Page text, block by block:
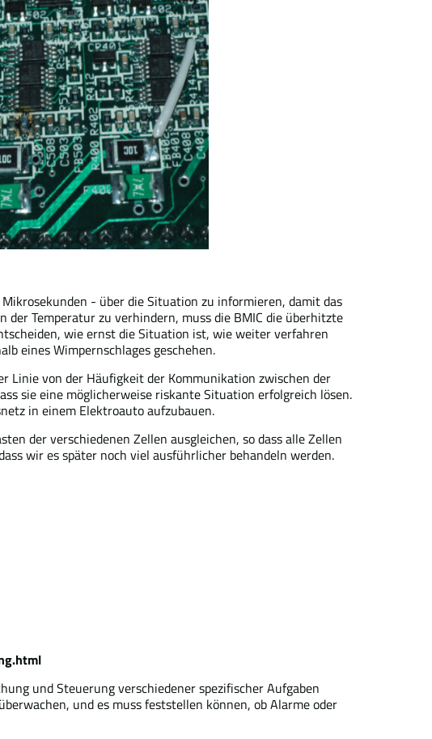
- über die Situation zu informieren, damit das
der Temperatur zu verhindern, muss die BMIC die überhitzte
wie ernst die Situation ist, wie weiter verfahren
eines Wimpernschlages geschehen.
Linie von der Häufigkeit der Kommunikation zwischen der
sie eine möglicherweise riskante Situation erfolgreich lösen.
in einem Elektroauto aufzubauen.
der verschiedenen Zellen ausgleichen, so dass alle Zellen
wir es später noch viel ausführlicher behandeln werden.
und Steuerung verschiedener spezifischer Aufgaben
und es muss feststellen können, ob Alarme oder